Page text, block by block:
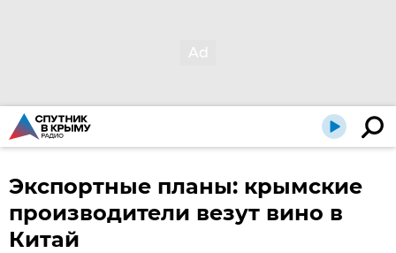
Экспортные планы: крымские
производители везут вино в
Китай